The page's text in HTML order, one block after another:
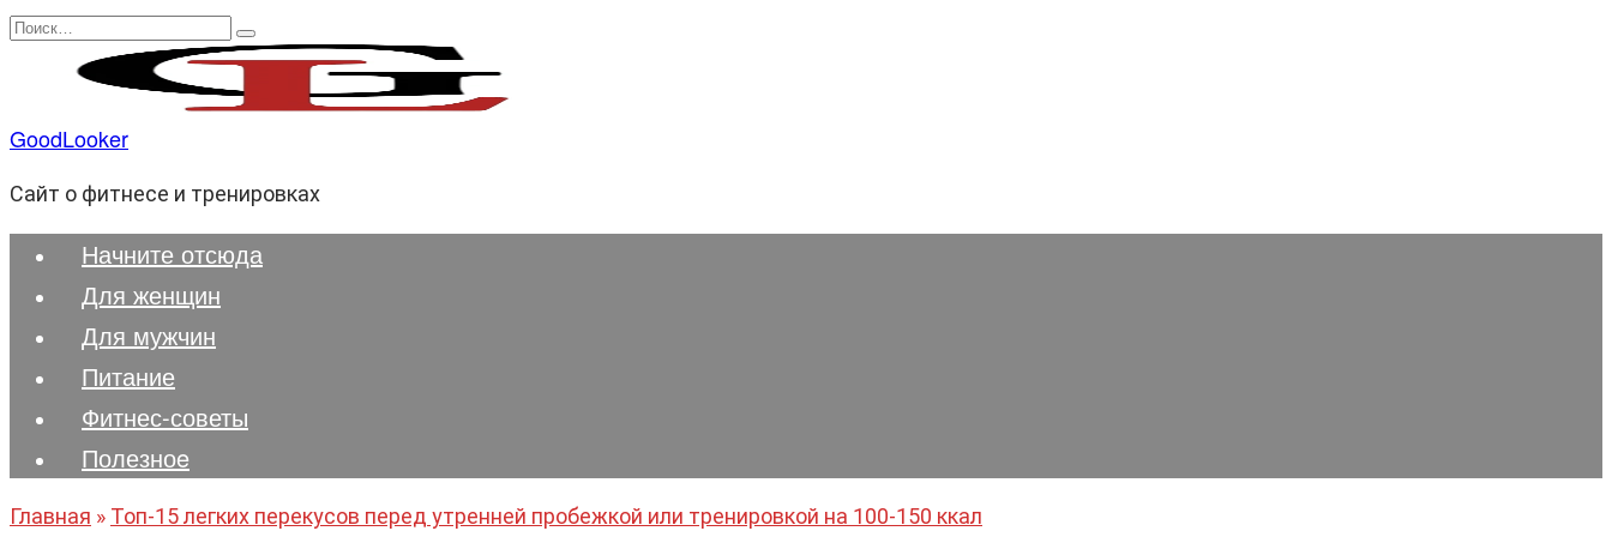
Перейти
содержанию
Search
GoodLooker
Сайт о фитнесе и тренировках
Начните отсюда
Для женщин
Для мужчин
Питание
Фитнес-советы
Полезноe
Главная » Топ-15 легких перекусов перед утренней пробежкой или тренировкой на 100-150 ккал